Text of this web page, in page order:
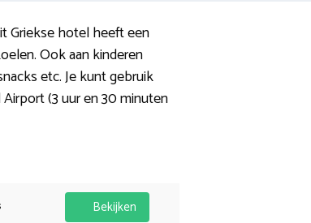
Griekse hotel heeft een
Ook aan kinderen
etc. Je kunt gebruik
(3 uur en 30 minuten
Bekijken